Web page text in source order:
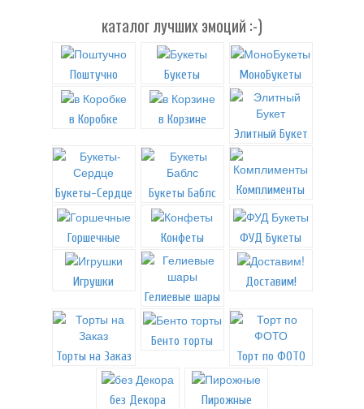
каталог лучших эмоций :-)
Поштучно Букеты МоноБукеты
в Коробке
в Корзине
Элитный Букет
Букеты-Сердце Букеты Баблс Комплименты
Горшечные Конфеты ФУД Букеты
Игрушки
Гелиевые шары
Доставим!
Торты на Заказ
Бенто торты
Торт по ФОТО
без Декора Пирожные